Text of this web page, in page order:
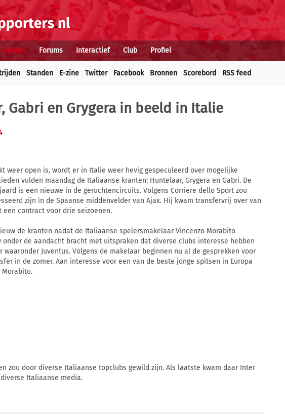
Nieuws Forums Interactief Club Profiel
Standen E-zine Twitter Facebook Bronnen Scorebord RSS feed
Gabri en Grygera in beeld in Italie
weer open is, wordt er in Italie weer hevig gespeculeerd over mogelijke
vulden maandag de Italiaanse kranten: Huntelaar, Grygera en Gabri. De
is een nieuwe in de geruchtencircuits. Volgens Corriere dello Sport zou
zijn in de Spaanse middenvelder van Ajax. Hij kwam transfervrij over van
een contract voor drie seizoenen.
de kranten nadat de Italiaanse spelersmakelaar Vincenzo Morabito
onder de aandacht bracht met uitspraken dat diverse clubs interesse hebben
waaronder Juventus. Volgens de makelaar beginnen nu al de gesprekken voor
in de zomer. Aan interesse voor een van de beste jonge spitsen in Europa
Morabito.
zou door diverse Italiaanse topclubs gewild zijn. Als laatste kwam daar Inter
Italiaanse media.